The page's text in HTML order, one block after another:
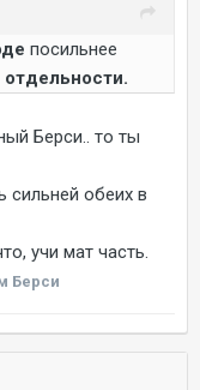
посильнее
Берси.. то ты
сильней обеих в
учи мат часть.
Берси